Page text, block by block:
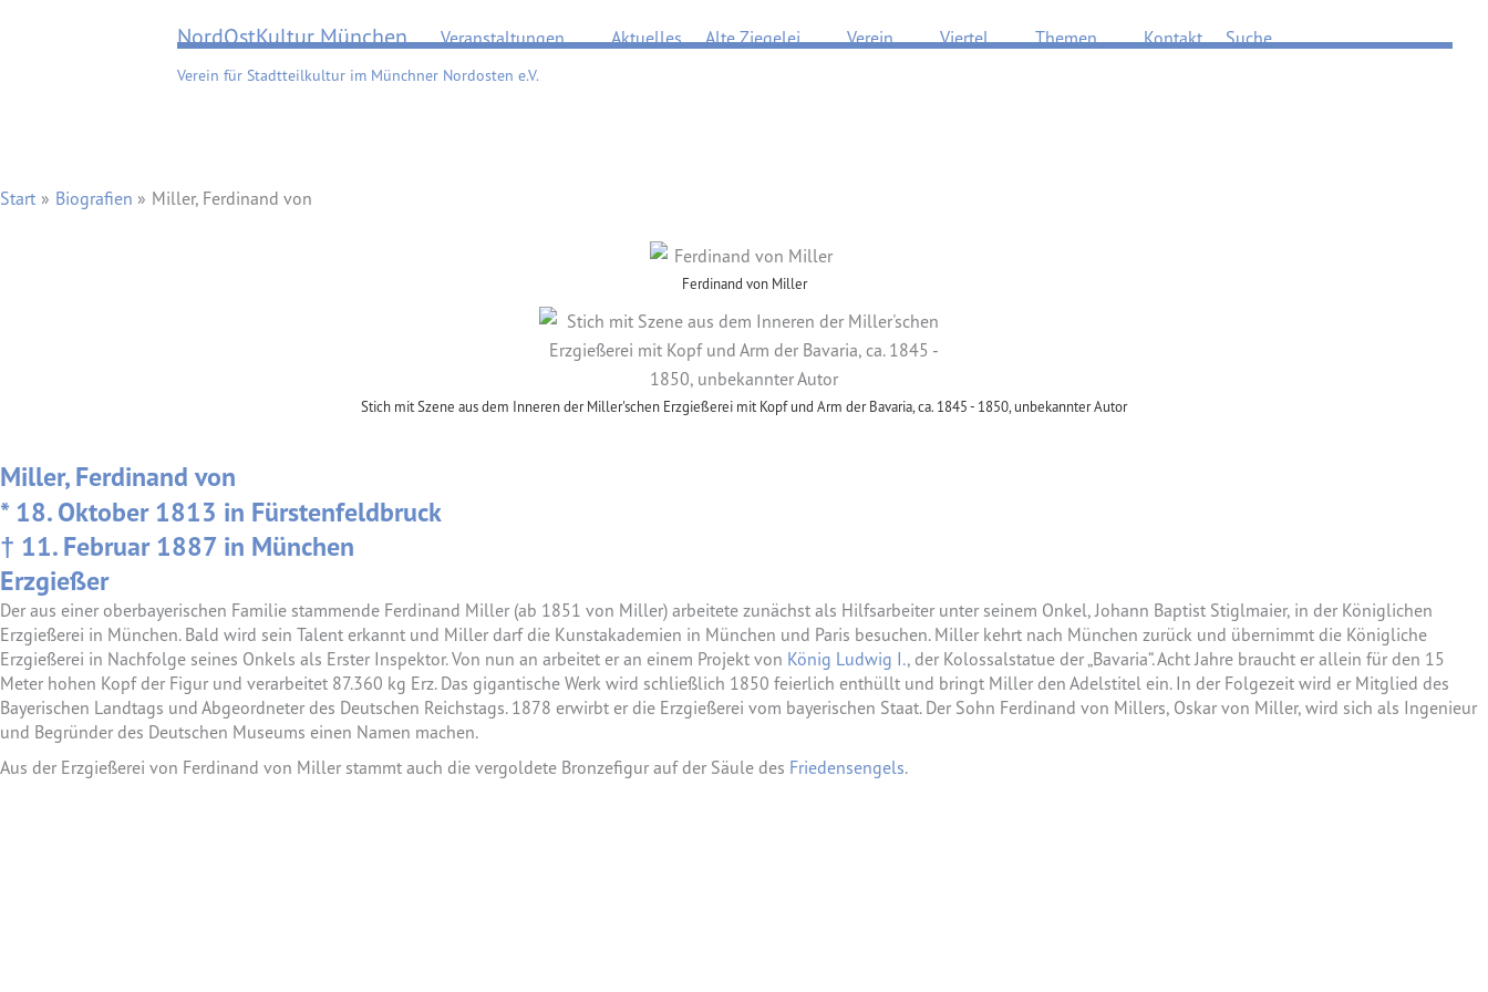
NordOstKultur München Veranstaltungen Öffne Veranstaltungen
Aktuelles Alte Ziegelei Öffne Alte Ziegelei
Verein Öffne Verein
Viertel Öffne Viertel
Themen Öffne Themen
Kontakt Suche
Verein für Stadtteilkultur im Münchner Nordosten e.V.
Start Biografien Miller, Ferdinand von
Ferdinand von Miller
Stich mit Szene aus dem Inneren der Miller'schen Erzgießerei mit Kopf und Arm der Bavaria, ca. 1845 - 1850, unbekannter Autor
Miller, Ferdinand von
* 18. Oktober 1813 in Fürstenfeldbruck
† 11. Februar 1887 in München
Erzgießer
Der aus einer oberbayerischen Familie stammende Ferdinand Miller (ab 1851 von Miller) arbeitete zunächst als Hilfsarbeiter unter seinem Onkel, Johann Baptist Stiglmaier, in der Königlichen
Erzgießerei in München. Bald wird sein Talent erkannt und Miller darf die Kunstakademien in München und Paris besuchen. Miller kehrt nach München zurück und übernimmt die Königliche
Erzgießerei in Nachfolge seines Onkels als Erster Inspektor. Von nun an arbeitet er an einem Projekt von König Ludwig I., der Kolossalstatue der „Bavaria“. Acht Jahre braucht er allein für den 15
Meter hohen Kopf der Figur und verarbeitet 87.360 kg Erz. Das gigantische Werk wird schließlich 1850 feierlich enthüllt und bringt Miller den Adelstitel ein. In der Folgezeit wird er Mitglied des
Bayerischen Landtags und Abgeordneter des Deutschen Reichstags. 1878 erwirbt er die Erzgießerei vom bayerischen Staat. Der Sohn Ferdinand von Millers, Oskar von Miller, wird sich als Ingenieur
und Begründer des Deutschen Museums einen Namen machen.
Aus der Erzgießerei von Ferdinand von Miller stammt auch die vergoldete Bronzefigur auf der Säule des Friedensengels.